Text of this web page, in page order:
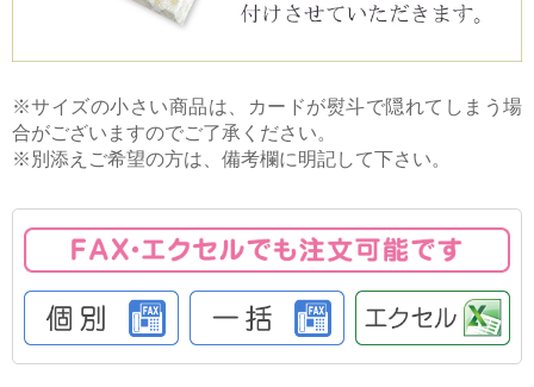
※サイズの小さい商品は、カードが熨斗で隠れてしまう場
合がございますのでご了承ください。
※別添えご希望の方は、備考欄に明記して下さい。